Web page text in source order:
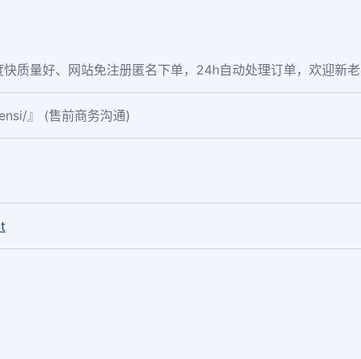
质量好、网站免注册匿名下单，24h自动处理订单，欢迎新老
』 (售前商务沟通)